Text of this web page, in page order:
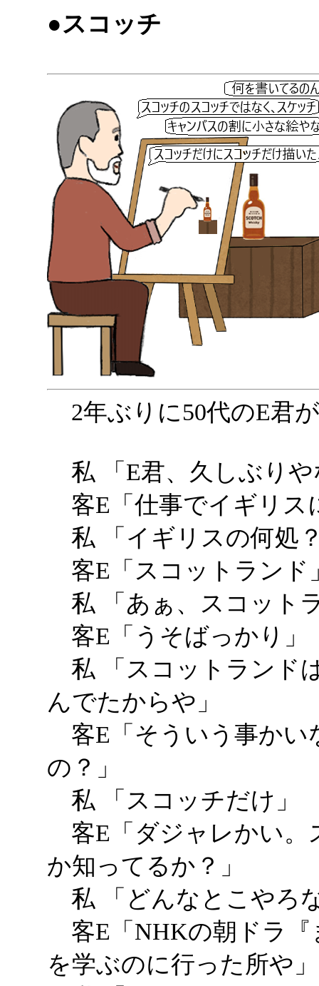
●スコッチ
2年ぶりに50代のE君
私 「E君、久しぶりや
客E「仕事でイギリス
私 「イギリスの何処
客E「スコットランド
私 「あぁ、スコット
客E「うそばっかり」
私 「スコットランド
んでたからや」
客E「そういう事かい
の？」
私 「スコッチだけ」
客E「ダジャレかい。
か知ってるか？」
私 「どんなとこやろ
客E「NHKの朝ドラ『
を学ぶのに行った所や」